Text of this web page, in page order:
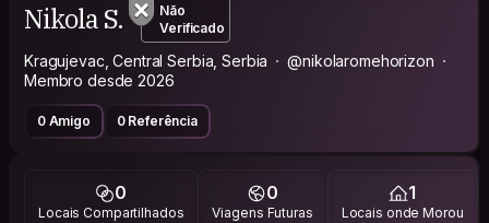
Nikola S.
Não
Verificado
Kragujevac, Central Serbia, Serbia
@nikolaromehorizon
Membro desde 2026
0 Amigo 0 Referência
0
Locais Compartilhados
0
Viagens Futuras
1
Locais onde Morou